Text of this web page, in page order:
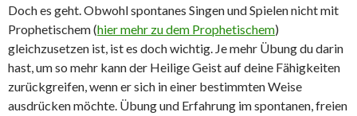
Doch es geht. Obwohl spontanes Singen und Spielen nicht mit
Prophetischem (hier mehr zu dem Prophetischem)
gleichzusetzen ist, ist es doch wichtig. Je mehr Übung du darin
hast, um so mehr kann der Heilige Geist auf deine Fähigkeiten
zurückgreifen, wenn er sich in einer bestimmten Weise
ausdrücken möchte. Übung und Erfahrung im spontanen, freien